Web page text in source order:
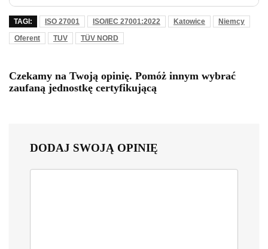
TAGI: ISO 27001 ISO/IEC 27001:2022 Katowice
Niemcy
Oferent
TUV TÜV NORD
Czekamy na Twoją opinię. Pomóż innym wybrać
zaufaną jednostkę certyfikującą
DODAJ SWOJĄ OPINIĘ